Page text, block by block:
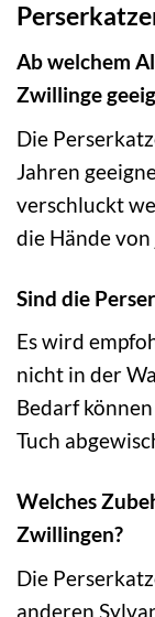
Ab welchem
Zwillinge
Die
Jahren
verschluckt
die Hände
Sind die
Es wird
nicht in der
Bedarf
Tuch
Welches
Zwillingen?
Die
anderen